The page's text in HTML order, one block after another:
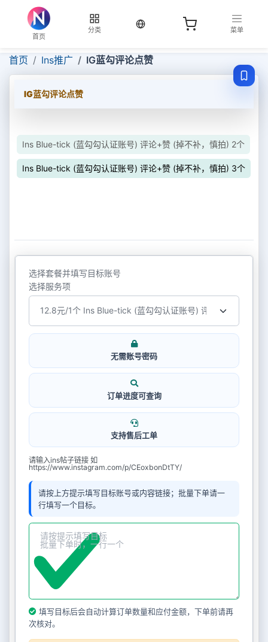
首页
分类
当前语言：中文
菜单
首页 Ins推广 IG蓝勾评论点赞
IG蓝勾评论点赞
Ins Blue-tick (蓝勾勾认证账号) 评论+赞 (掉不补，慎拍) 2个
Ins Blue-tick (蓝勾勾认证账号) 评论+赞 (掉不补，慎拍) 3个
选择套餐并填写目标账号
选择服务项
无需账号密码
订单进度可查询
支持售后工单
请输入ins帖子链接 如
https://www.instagram.com/p/CEoxbonDtTY/
请按上方提示填写目标账号或内容链接；批量下单请一
行填写一个目标。
填写目标后会自动计算订单数量和应付金额，下单前请再
次核对。